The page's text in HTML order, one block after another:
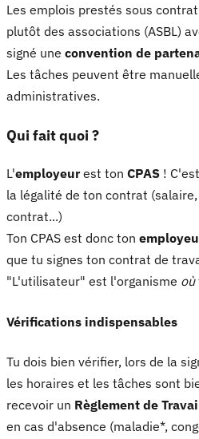
Les emplois prestés sous contrat
plutôt des associations (ASBL)
signé une convention de
Les tâches peuvent être
administratives.
Qui fait quoi ?
L'employeurest ton CPAS !
la légalité de ton contrat
contrat...)
Ton CPAS est donc ton
que tu signes ton contrat de
"L'utilisateur" est l'organisme où
Vérifications indispensables
Tu dois bien vérifier, lors de la
les horaires et les tâches sont
recevoir un Règlement de
en cas d'absence (maladie*,